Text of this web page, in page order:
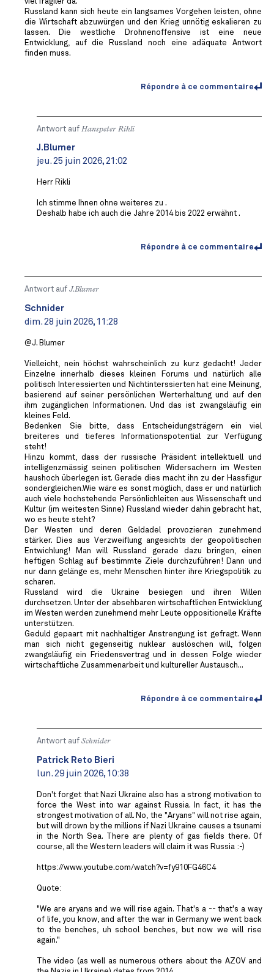
Russland kann sich heute ein langsames Vorgehen leisten, ohne
die Wirtschaft abzuwürgen und den Krieg unnötig eskalieren zu
lassen. Die westliche Drohnenoffensive ist eine neue
Entwicklung, auf die Russland noch eine adäquate Antwort
finden muss.
Répondre à ce commentaire
Antwort auf Hanspeter Rikli
J.Blumer
jeu. 25 juin 2026, 21:02
Herr Rikli
Ich stimme Ihnen ohne weiteres zu .
Deshalb habe ich auch die Jahre 2014 bis 2022 erwähnt .
Répondre à ce commentaire
Antwort auf J.Blumer
Schnider
dim. 28 juin 2026, 11:28
@J. Blumer
Vielleicht, nein höchst wahrscheinlich zu kurz gedacht! Jeder
Einzelne innerhalb dieses kleinen Forums und natürlich alle
politisch Interessierten und Nichtinterssierten hat eine Meinung,
basierend auf seiner persönlichen Werterhaltung und auf den
ihm zugänglichen Informationen. Und das ist zwangsläufig ein
kleines Feld.
Bedenken Sie bitte, dass Entscheidungsträgern ein viel
breiteres und tieferes Informationspotential zur Verfügung
steht!
Hinzu kommt, dass der russische Präsident intellektuell und
intelligenzmässig seinen politischen Widersachern im Westen
haushoch überlegen ist. Gerade dies macht ihn zu der Hassfigur
sondergleichen.Wie wäre es sonst möglich, dass er und natürlich
auch viele hochstehende Persönlichleiten aus Wissenschaft und
Kultur (im weitesten Sinne) Russland wieder dahin gebracht hat,
wo es heute steht?
Der Westen und deren Geldadel provozieren zunehmend
stärker. Dies aus Verzweiflung angesichts der geopolitischen
Entwichlung! Man will Russland gerade dazu bringen, einen
heftigen Schlag auf bestimmte Ziele durchzuführen! Dann und
nur dann gelänge es, mehr Menschen hinter ihre Kriegspolitik zu
scharen.
Russland wird die Ukraine besiegen und ihren Willen
durchsetzen. Unter der absehbaren wirtschaftlichen Entwicklung
im Westen werden zunehmend mehr Leute oppositionelle Kräfte
unterstützen.
Geduld gepaart mit nachhaltiger Anstrengung ist gefragt. Wenn
man sich nicht gegenseitig nuklear auslöschen will, folgen
zwangsläufig ein Friedensvertrag und in dessen Folge wieder
wirtschaftliche Zusammenarbeit und kultureller Austausch...
Répondre à ce commentaire
Antwort auf Schnider
Patrick Reto Bieri
lun. 29 juin 2026, 10:38
Don't forget that Nazi Ukraine also has a strong motivation to
force the West into war against Russia. In fact, it has the
strongest motivation of all. No, the "Aryans" will not rise again,
but will drown by the millions if Nazi Ukraine causes a tsunami
in the North Sea. There are plenty of gas fields there. Of
course, all the Western leaders will claim it was Russia :-)
https://www.youtube.com/watch?v=fy910FG46C4
Quote:
"We are aryans and we will rise again. That's a -- that's a way
of life, you know, and after the war in Germany we went back
to the benches, uh school benches, but now we will rise
again."
The video (as well as numerous others about the AZOV and